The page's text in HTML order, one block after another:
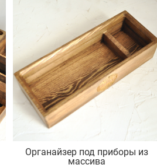
Органайзер под приборы из
массива